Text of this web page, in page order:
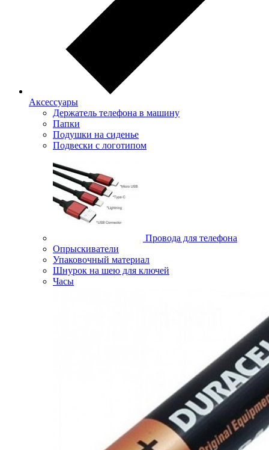
Аксессуары
Держатель телефона в машину
Папки
Подушки на сиденье
Подвески с логотипом
Провода для телефона
Опрыскиватели
Упаковочный материал
Шнурок на шею для ключей
Часы